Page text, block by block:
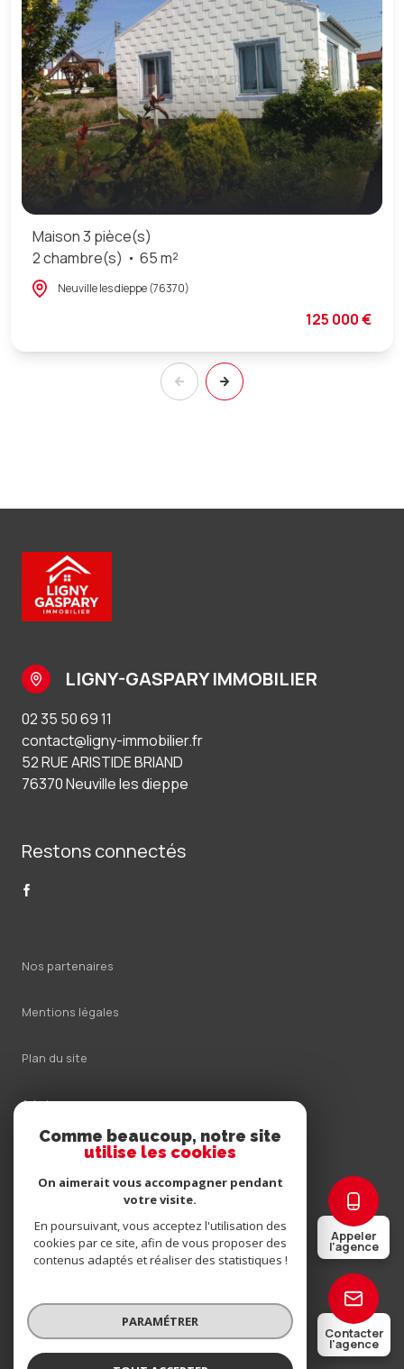
Appeler
l'agence
Contacter
l'agence
Maison 3 pièce(s)
2 chambre(s)
65 m²
Neuville les dieppe (76370)
125 000 €
LIGNY-GASPARY IMMOBILIER
02 35 50 69 11
contact@ligny-immobilier.fr
52 RUE ARISTIDE BRIAND
76370 Neuville les dieppe
Restons connectés
Nos partenaires
Mentions légales
Plan du site
Admin
Nos honoraires
Cookies
© 2026 | Tous droits réservés
Comme beaucoup, notre site
utilise les cookies
On aimerait vous accompagner pendant
votre visite.
En poursuivant, vous acceptez l'utilisation des
cookies par ce site, afin de vous proposer des
contenus adaptés et réaliser des statistiques !
PARAMÉTRER